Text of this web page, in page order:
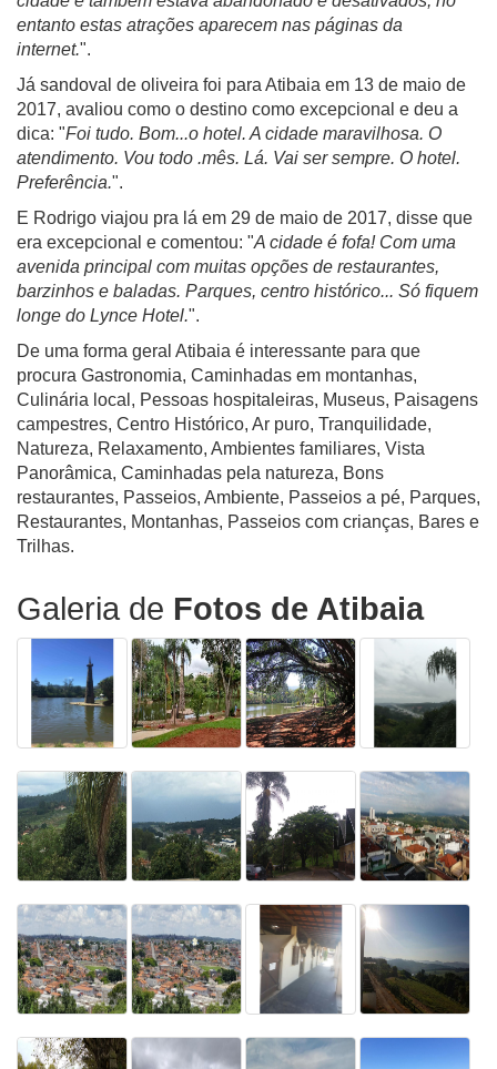
entanto estas atrações aparecem nas páginas da
internet.".
Já sandoval de oliveira foi para Atibaia em 13 de maio de
2017, avaliou como o destino como excepcional e deu a
dica: "Foi tudo. Bom...o hotel. A cidade maravilhosa. O
atendimento. Vou todo .mês. Lá. Vai ser sempre. O hotel.
Preferência.".
E Rodrigo viajou pra lá em 29 de maio de 2017, disse que
era excepcional e comentou: "A cidade é fofa! Com uma
avenida principal com muitas opções de restaurantes,
barzinhos e baladas. Parques, centro histórico... Só fiquem
longe do Lynce Hotel.".
De uma forma geral Atibaia é interessante para que
procura Gastronomia, Caminhadas em montanhas,
Culinária local, Pessoas hospitaleiras, Museus, Paisagens
campestres, Centro Histórico, Ar puro, Tranquilidade,
Natureza, Relaxamento, Ambientes familiares, Vista
Panorâmica, Caminhadas pela natureza, Bons
restaurantes, Passeios, Ambiente, Passeios a pé, Parques,
Restaurantes, Montanhas, Passeios com crianças, Bares e
Trilhas.
Galeria de Fotos de Atibaia